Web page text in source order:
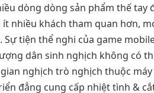
dòng dòng sản phẩm thế tay
nhiều khách tham quan hơn,
Sự tiện thể nghi của game
dân sinh nghịch không có
nghịch trò nghịch thuộc máy
đẳng cung cấp nhiệt tình &